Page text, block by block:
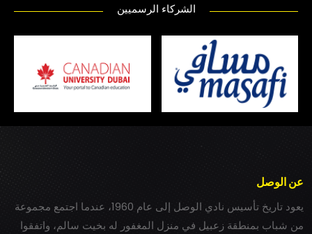
الشركاء الرسميين
عن الوصل
يعود تاريخ تأسيس نادي الوصل إلى عام 1960، عندما اجتمع مجموعة
من شباب بمنطقة زعبيل في منزل المغفور له بخيت سالم، واتفقوا